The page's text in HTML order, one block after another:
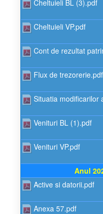
Cheltuieli BL (3).pdf
Cheltuieli VP.pdf
Cont de rezultat
Flux de trezorerie.pdf
Situatia modificarilor
Venituri BL (1).pdf
Venituri VP.pdf
Anul
Active si datorii.pdf
Anexa 57.pdf